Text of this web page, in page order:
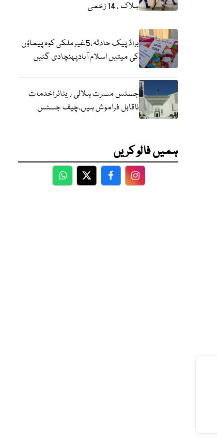
ہلاک ، 14 زخمی
براڈ پیک حادثہ،5غیرملکی کوہ پیماؤں
کی میتیں اسلام آبادپہنچادی گئیں
جسٹس مسرت ہلالی ریٹائر؛خدمات
ناقابل فراموش ہیں،چیف جسٹس
ہمیں فالو کریں
WhatsApp
TwitterFacebookFacebook